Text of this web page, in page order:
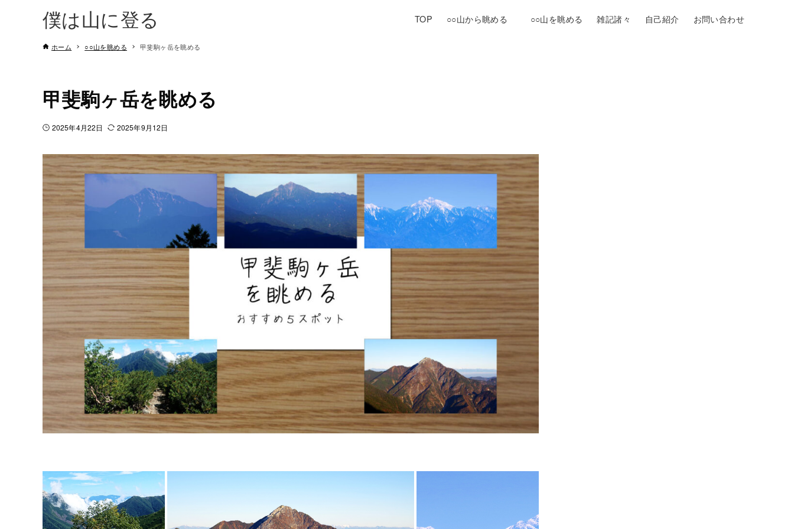
僕は山に登る TOP ○○山から眺める ○○山を眺める 雑記諸々 自己紹介 お問い合わせ
ホーム ○○山を眺める 甲斐駒ヶ岳を眺める
甲斐駒ヶ岳を眺める
2025年4月22日 2025年9月12日